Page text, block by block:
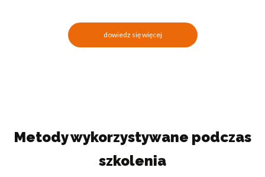
dowiedz się więcej
Metody wykorzystywane podczas
szkolenia